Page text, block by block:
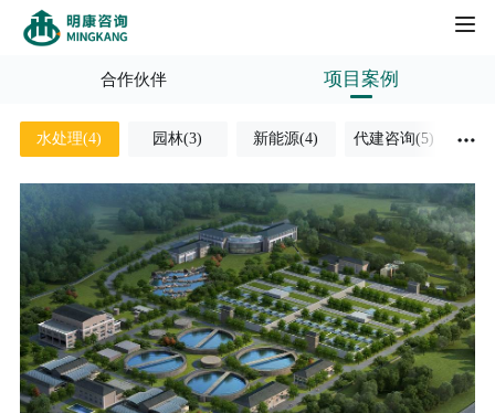
HOME
新闻动态
工程案例
合作伙伴
项目案例
人才招聘
社会招聘
校园招聘
关于我们
公司简介
合作伙伴 项目案例
水处理(4) 园林(3) 新能源(4) 代建咨询(5)